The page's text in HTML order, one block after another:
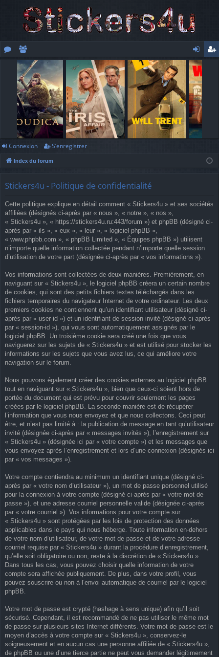
e
m
br
es
o
n
ne
xi
o
Connexion S’enregistrer
Index du forum
Stickers4u - Politique de confidentialité
Cette politique explique en détail comment « Stickers4u » et ses sociétés
affiliées (désignés ci-après par « nous », « notre », « nos »,
« Stickers4u », « https://stickers4u.ru:443/forum ») et phpBB (désigné ci-
après par « ils », « eux », « leur », « logiciel phpBB »,
« www.phpbb.com », « phpBB Limited », « Équipes phpBB ») utilisent
n’importe quelle information collectée pendant n’importe quelle session
d’utilisation de votre part (désignée ci-après par « vos informations »).
Vos informations sont collectées de deux manières. Premièrement, en
naviguant sur « Stickers4u », le logiciel phpBB créera un certain nombre
de cookies, qui sont des petits fichiers textes téléchargés dans les
fichiers temporaires du navigateur Internet de votre ordinateur. Les deux
premiers cookies ne contiennent qu’un identifiant utilisateur (désigné ci-
après par « user-id ») et un identifiant de session invité (désigné ci-après
par « session-id »), qui vous sont automatiquement assignés par le
logiciel phpBB. Un troisième cookie sera créé une fois que vous
naviguerez sur les sujets de « Stickers4u » et est utilisé pour stocker les
informations sur les sujets que vous avez lus, ce qui améliore votre
navigation sur le forum.
Nous pouvons également créer des cookies externes au logiciel phpBB
tout en naviguant sur « Stickers4u », bien que ceux-ci soient hors de
portée du document qui est prévu pour couvrir seulement les pages
créées par le logiciel phpBB. La seconde manière est de récupérer
l’information que vous nous envoyez et que nous collectons. Ceci peut
être, et n’est pas limité à : la publication de message en tant qu’utilisateur
invité (désignée ci-après par « messages invités »), l’enregistrement sur
« Stickers4u » (désignée ici par « votre compte ») et les messages que
vous envoyez après l’enregistrement et lors d’une connexion (désignés ici
par « vos messages »).
Votre compte contiendra au minimum un identifiant unique (désigné ci-
après par « votre nom d’utilisateur »), un mot de passe personnel utilisé
pour la connexion à votre compte (désigné ci-après par « votre mot de
passe »), et une adresse courriel personnelle valide (désignée ci-après
par « votre courriel »). Vos informations pour votre compte sur
« Stickers4u » sont protégées par les lois de protection des données
applicables dans le pays qui nous héberge. Toute information en-dehors
de votre nom d’utilisateur, de votre mot de passe et de votre adresse
courriel requise par « Stickers4u » durant la procédure d’enregistrement,
qu’elle soit obligatoire ou non, reste à la discrétion de « Stickers4u ».
Dans tous les cas, vous pouvez choisir quelle information de votre
compte sera affichée publiquement. De plus, dans votre profil, vous
pouvez souscrire ou non à l’envoi automatique de courriel par le logiciel
phpBB.
Votre mot de passe est crypté (hashage à sens unique) afin qu’il soit
sécurisé. Cependant, il est recommandé de ne pas utiliser le même mot
de passe sur plusieurs sites Internet différents. Votre mot de passe est le
moyen d’accès à votre compte sur « Stickers4u », conservez-le
soigneusement et en aucun cas une personne affiliée de « Stickers4u »,
de phpBB ou une d’une tierce partie ne peut vous demander légitimement